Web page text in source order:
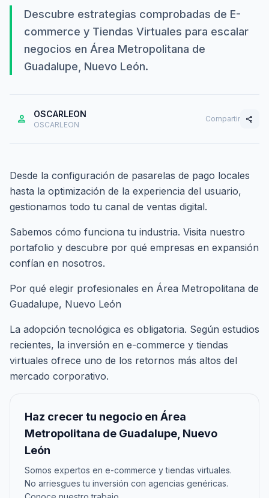
Descubre estrategias comprobadas de E-
commerce y Tiendas Virtuales para escalar
negocios en Área Metropolitana de
Guadalupe, Nuevo León.
person OSCARLEON
OSCARLEON
Compartir share
Desde la configuración de pasarelas de pago locales
hasta la optimización de la experiencia del usuario,
gestionamos todo tu canal de ventas digital.
Sabemos cómo funciona tu industria. Visita nuestro
portafolio y descubre por qué empresas en expansión
confían en nosotros.
Por qué elegir profesionales en Área Metropolitana de
Guadalupe, Nuevo León
La adopción tecnológica es obligatoria. Según estudios
recientes, la inversión en e-commerce y tiendas
virtuales ofrece uno de los retornos más altos del
mercado corporativo.
Haz crecer tu negocio en Área
Metropolitana de Guadalupe, Nuevo
León
Somos expertos en e-commerce y tiendas virtuales.
No arriesgues tu inversión con agencias genéricas.